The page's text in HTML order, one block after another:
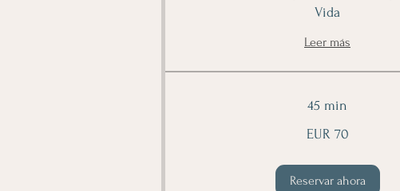
Vida
Leer más
45 min
EUR 70
Reservar ahora